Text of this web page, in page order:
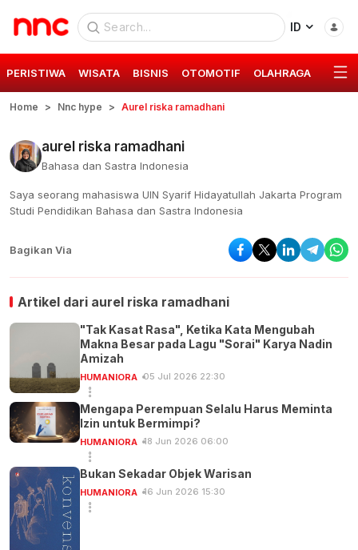
ID
PERISTIWA WISATA BISNIS OTOMOTIF OLAHRAGA GAYA
Home Nnc hype Aurel riska ramadhani
aurel riska ramadhani
Bahasa dan Sastra Indonesia
Saya seorang mahasiswa UIN Syarif Hidayatullah Jakarta Program
Studi Pendidikan Bahasa dan Sastra Indonesia
Bagikan Via
Artikel dari aurel riska ramadhani
"Tak Kasat Rasa", Ketika Kata Mengubah
Makna Besar pada Lagu "Sorai" Karya Nadin
Amizah
HUMANIORA 05 Jul 2026 22:30
Mengapa Perempuan Selalu Harus Meminta
Izin untuk Bermimpi?
HUMANIORA 18 Jun 2026 06:00
Bukan Sekadar Objek Warisan
HUMANIORA 16 Jun 2026 15:30